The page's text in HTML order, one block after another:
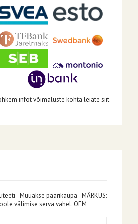
infot võimaluste kohta leiate siit.
- Müüakse paarikaupa - MÄRKUS:
välimise serva vahel. OEM